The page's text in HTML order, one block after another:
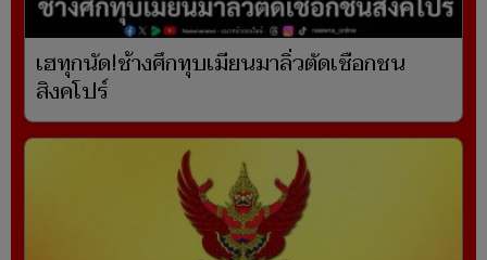
เฮทุกนัด!ช้างศึกทุบเมียนมาลิ่วตัดเชือกชน
สิงคโปร์